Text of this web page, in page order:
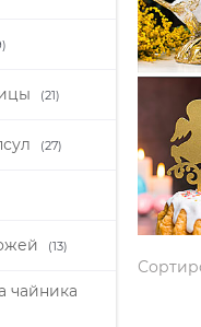
(21)
(27)
(13)
чайника